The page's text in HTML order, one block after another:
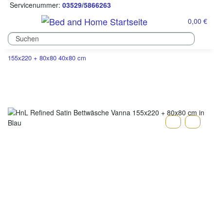
Servicenummer: 03529/5866263
0,00 €
155x220 + 80x80 40x80 cm